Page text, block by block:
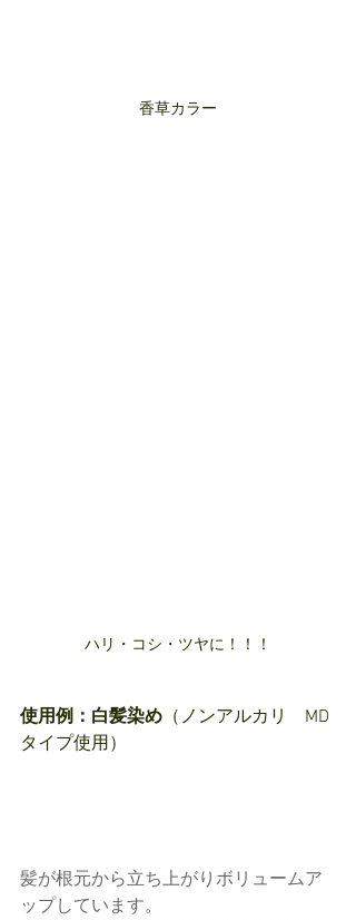
香草カラー
ハリ・コシ・ツヤに！！！
使用例：白髪染め （ノンアルカリ　MD
タイプ使用）
髪が根元から立ち上がりボリュームア
ップしています。